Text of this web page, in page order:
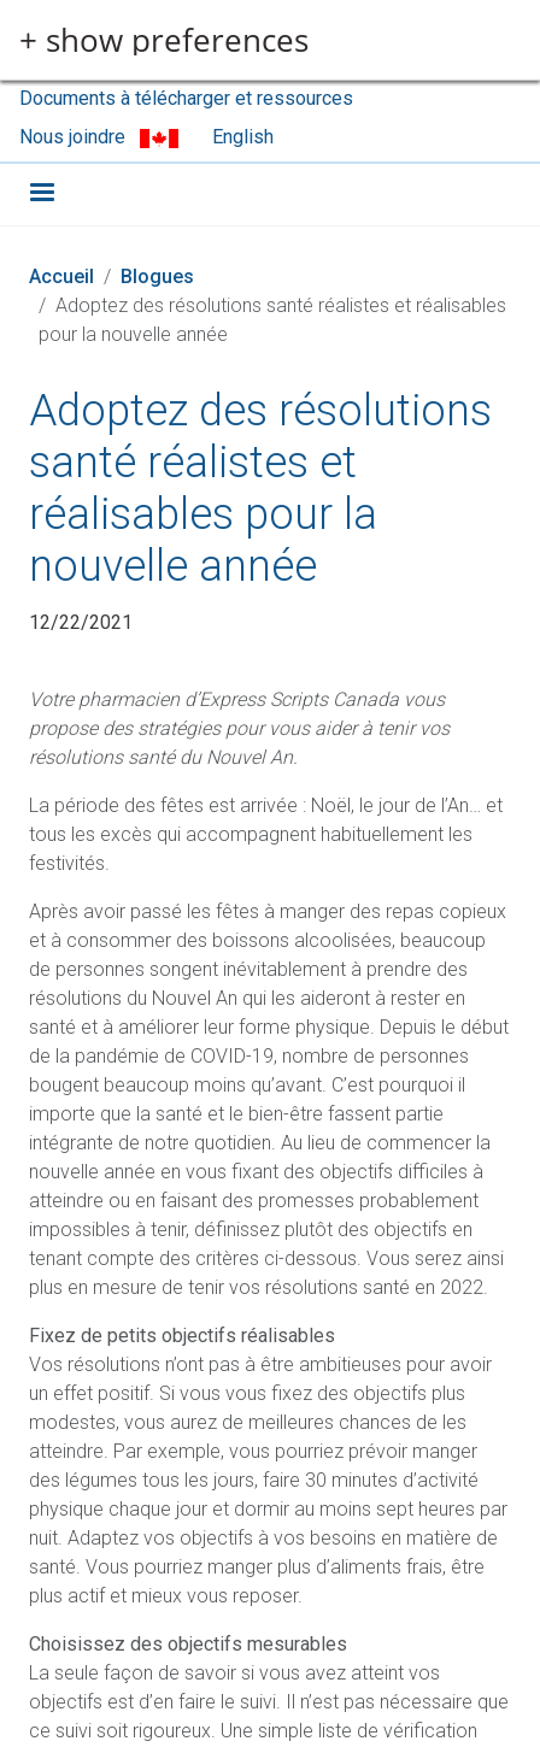
+ show preferences
Documents à télécharger et ressources
Nous joindre
English
Accueil
Blogues
Adoptez des résolutions santé réalistes et réalisables
pour la nouvelle année
Adoptez des résolutions
santé réalistes et
réalisables pour la
nouvelle année
12/22/2021
Votre pharmacien d’Express Scripts Canada vous
propose des stratégies pour vous aider à tenir vos
résolutions santé du Nouvel An.
La période des fêtes est arrivée : Noël, le jour de l’An… et
tous les excès qui accompagnent habituellement les
festivités.
Après avoir passé les fêtes à manger des repas copieux
et à consommer des boissons alcoolisées, beaucoup
de personnes songent inévitablement à prendre des
résolutions du Nouvel An qui les aideront à rester en
santé et à améliorer leur forme physique. Depuis le début
de la pandémie de COVID-19, nombre de personnes
bougent beaucoup moins qu’avant. C’est pourquoi il
importe que la santé et le bien-être fassent partie
intégrante de notre quotidien. Au lieu de commencer la
nouvelle année en vous fixant des objectifs difficiles à
atteindre ou en faisant des promesses probablement
impossibles à tenir, définissez plutôt des objectifs en
tenant compte des critères ci-dessous. Vous serez ainsi
plus en mesure de tenir vos résolutions santé en 2022.
Fixez de petits objectifs réalisables
Vos résolutions n’ont pas à être ambitieuses pour avoir
un effet positif. Si vous vous fixez des objectifs plus
modestes, vous aurez de meilleures chances de les
atteindre. Par exemple, vous pourriez prévoir manger
des légumes tous les jours, faire 30 minutes d’activité
physique chaque jour et dormir au moins sept heures par
nuit. Adaptez vos objectifs à vos besoins en matière de
santé. Vous pourriez manger plus d’aliments frais, être
plus actif et mieux vous reposer.
Choisissez des objectifs mesurables
La seule façon de savoir si vous avez atteint vos
objectifs est d’en faire le suivi. Il n’est pas nécessaire que
ce suivi soit rigoureux. Une simple liste de vérification